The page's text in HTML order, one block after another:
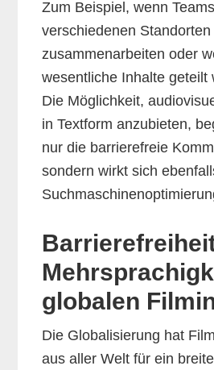
Zum Beispiel, wenn
verschiedenen Standorten
zusammenarbeiten oder
wesentliche Inhalte geteilt
Die Möglichkeit,
in Textform anzubieten,
nur die barrierefreie
sondern wirkt sich
globalen
Die Globalisierung hat
aus aller Welt für ein